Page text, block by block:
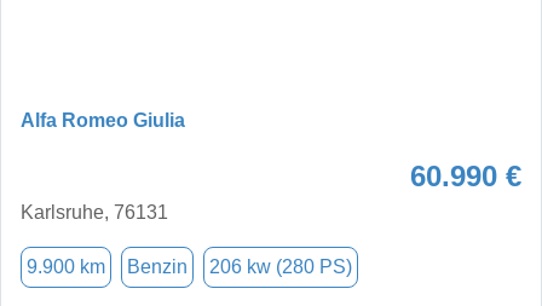
Alfa Romeo Giulia
60.990 €
Karlsruhe, 76131
9.900 km Benzin 206 kw (280 PS)